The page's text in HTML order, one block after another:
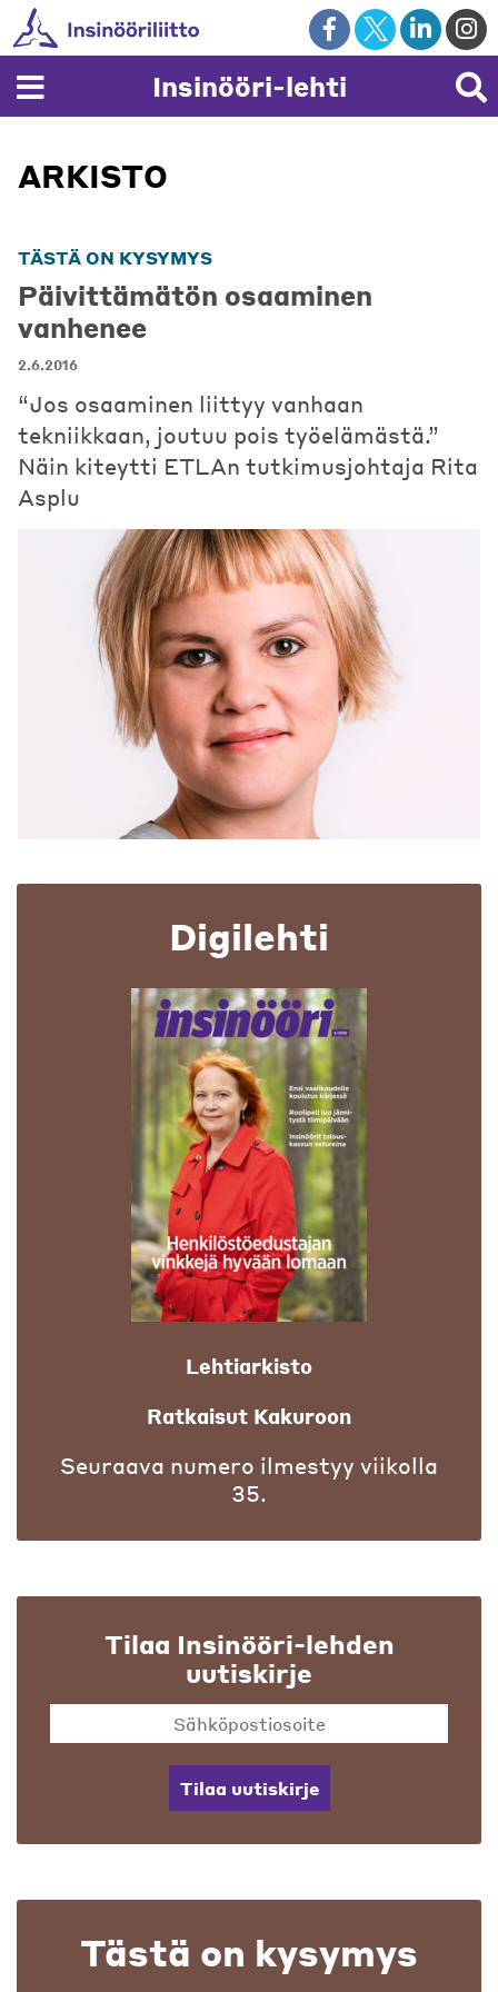
Skip
to
content
Insinööri-lehti
ARKISTO
TÄSTÄ ON KYSYMYS
Päivittämätön osaaminen
vanhenee
2.6.2016
“Jos osaaminen liittyy vanhaan
tekniikkaan, joutuu pois työelämästä.”
Näin kiteytti ETLAn tutkimusjohtaja Rita
Asplu
Digilehti
Lehtiarkisto
Ratkaisut Kakuroon
Seuraava numero ilmestyy viikolla
35.
Tilaa Insinööri-lehden
uutiskirje
Tilaa uutiskirje
Tästä on kysymys